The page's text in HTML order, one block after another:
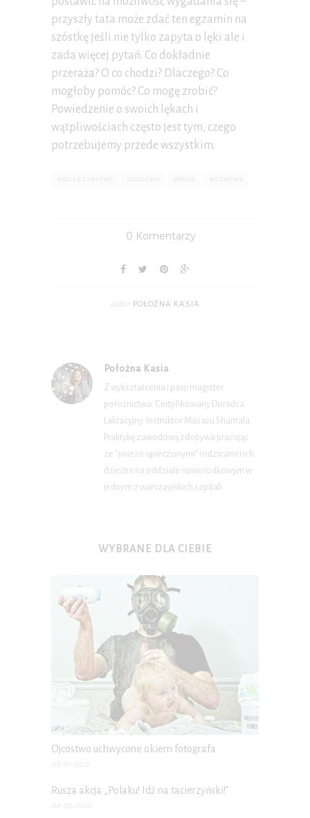
przyszły tata może zdać ten egzamin na
szóstkę jeśli nie tylko zapyta o lęki ale i
zada więcej pytań. Co dokładnie
przeraża? O co chodzi? Dlaczego? Co
mogłoby pomóc? Co mogę zrobić?
Powiedzenie o swoich lękach i
wątpliwościach często jest tym, czego
potrzebujemy przede wszystkim.
MACIERZYŃSTWO OJCOSTWO ROZMOWA
0 Komentarzy
autor POŁOŻNA KASIA
Położna Kasia
Z wykształcenia i pasji magister
położnictwa. Certyfikowany Doradca
Laktacyjny. Instruktor Masażu Shantala.
Praktykę zawodową zdobywa pracując
ze "świeżo upieczonymi" rodzicami i ich
dziećmi na oddziale noworodkowym w
jednym z warszawskich szpitali.
WYBRANE DLA CIEBIE
Ojcostwo uchwycone okiem fotografa
08-10-2012
Rusza akcja „Polaku! Idź na tacierzyński!”
08-02-2010